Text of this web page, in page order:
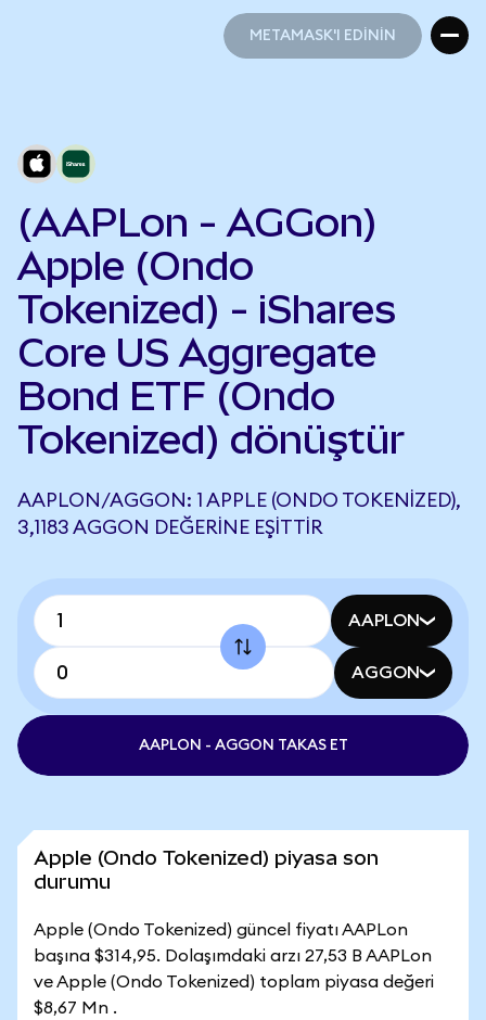
METAMASK'I EDİNİN
(AAPLon - AGGon)
Apple (Ondo
Tokenized) - iShares
Core US Aggregate
Bond ETF (Ondo
Tokenized) dönüştür
AAPLON/AGGON: 1 APPLE (ONDO TOKENIZED),
3,1183 AGGON DEĞERINE EŞITTIR
AAPLON
AGGON
AAPLON - AGGON TAKAS ET
Apple (Ondo Tokenized) piyasa son
durumu
Apple (Ondo Tokenized) güncel fiyatı AAPLon
başına $314,95. Dolaşımdaki arzı 27,53 B AAPLon
ve Apple (Ondo Tokenized) toplam piyasa değeri
$8,67 Mn .